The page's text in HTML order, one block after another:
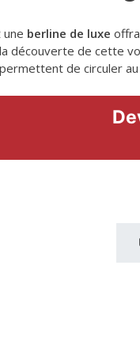
une berline de luxe
découverte de cette
de circuler au